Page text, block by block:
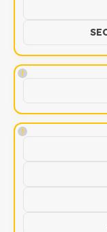
!
!